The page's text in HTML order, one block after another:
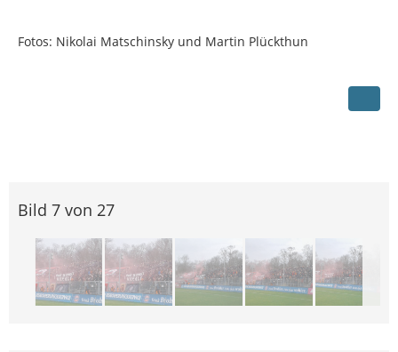
Fotos: Nikolai Matschinsky und Martin Plückthun
Bild 7 von 27